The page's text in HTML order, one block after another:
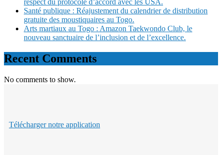
Santé publique : Réajustement du calendrier de distribution
gratuite des moustiquaires au Togo.
Arts martiaux au Togo : Amazon Taekwondo Club, le
nouveau sanctuaire de l’inclusion et de l’excellence.
Recent Comments
No comments to show.
Télécharger notre application